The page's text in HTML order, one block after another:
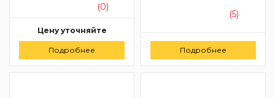
(0)
Цену уточняйте
Заказать
Подробнее
(5)
Заказать
Подробнее